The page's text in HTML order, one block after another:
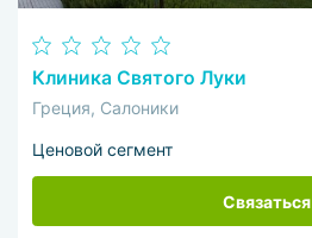
Клиника Святого Луки
Греция, Салоники
Ценовой сегмент
Связаться